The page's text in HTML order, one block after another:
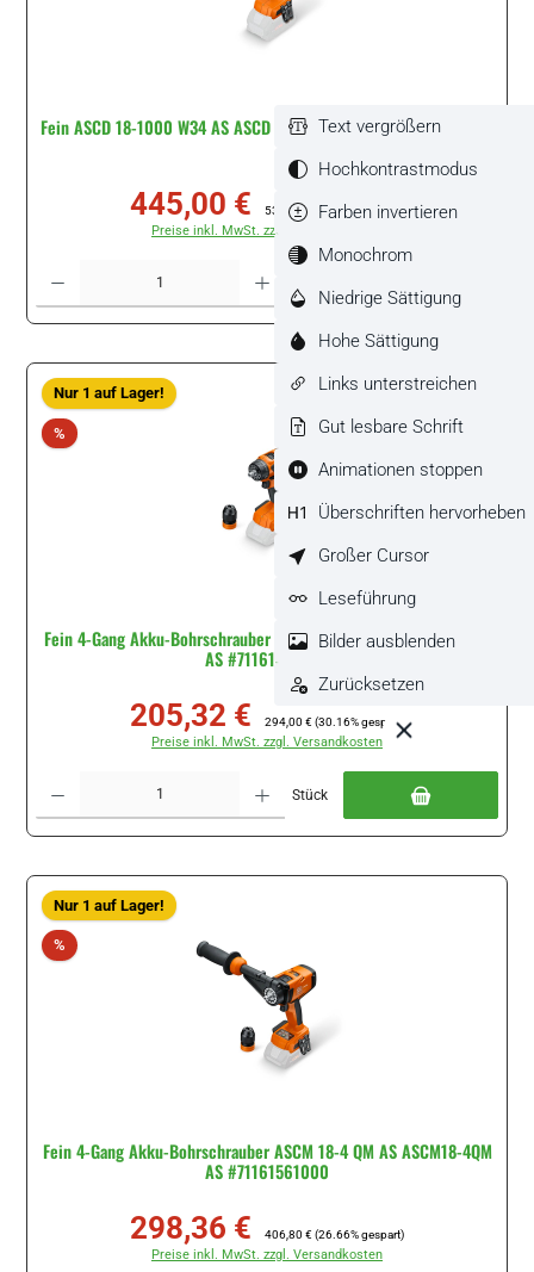
Fein ASCD 18-1000 W34 AS ASCD 18-1000 W34 AS #71151261000
Verkaufspreis:
445,00 € Regulärer Preis:
532,80 € (16.48% gespart)
Preise inkl. MwSt. zzgl. Versandkosten
Produkt Anzahl: Gib den gewünschten Wert ein oder benutze die Schaltflächen um
Nur 1 auf Lager!
%Rabatt
Fein 4-Gang Akku-Bohrschrauber ASCM 18 QSW AS ASCM 18 QSW
AS #71161461000
Verkaufspreis:
205,32 € Regulärer Preis:
294,00 € (30.16% gespart)
Preise inkl. MwSt. zzgl. Versandkosten
Stück
Nur 1 auf Lager!
%Rabatt
Fein 4-Gang Akku-Bohrschrauber ASCM 18-4 QM AS ASCM18-4QM
AS #71161561000
Verkaufspreis:
298,36 € 406,80 € (26.66% gespart)
Preise inkl. MwSt. zzgl. Versandkosten
Text vergrößern
Hochkontrastmodus
Farben invertieren
Monochrom
Niedrige Sättigung
Hohe Sättigung
Links unterstreichen
Gut lesbare Schrift
Animationen stoppen
Überschriften hervorheben
Großer Cursor
Leseführung
Bilder ausblenden
Zurücksetzen